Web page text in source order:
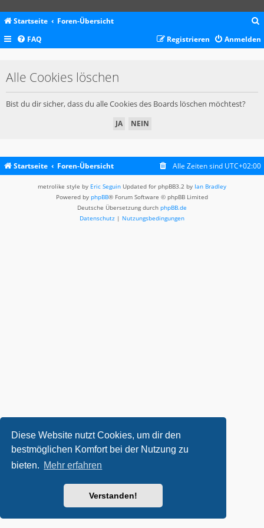
Diese Website nutzt Cookies, um dir den
bestmöglichen Komfort bei der Nutzung zu
bieten. Mehr erfahren
Verstanden!
Startseite Foren-Übersicht
c
FAQ Anmelden
Registrieren
Alle Cookies löschen
Bist du dir sicher, dass du alle Cookies des Boards löschen möchtest?
Startseite Foren-Übersicht Alle Zeiten sind UTC+02:00
metrolike style by Eric Seguin Updated for phpBB3.2 by Ian Bradley
Powered by phpBB® Forum Software © phpBB Limited
Deutsche Übersetzung durch phpBB.de
Datenschutz | Nutzungsbedingungen